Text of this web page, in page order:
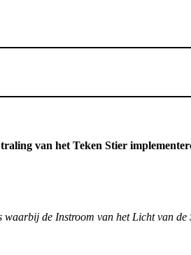
van het Teken Stier
waarbij de Instroom van het Licht van de